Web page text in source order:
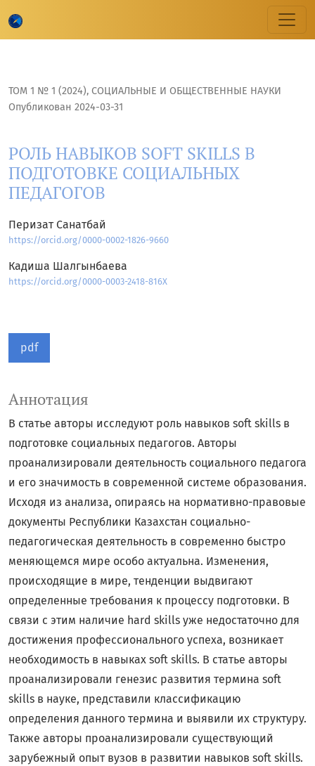
ТОМ 1 № 1 (2024), CОЦИАЛЬНЫЕ И ОБЩЕСТВЕННЫЕ НАУКИ
РОЛЬ НАВЫКОВ SOFT SKILLS В
ПОДГОТОВКЕ СОЦИАЛЬНЫХ
ПЕДАГОГОВ
Опубликован 2024-03-31
Перизат Санатбай
https://orcid.org/0000-0002-1826-9660
Кадиша Шалгынбаева
https://orcid.org/0000-0003-2418-816X
pdf
Аннотация
В статье авторы исследуют роль навыков soft skills в
подготовке социальных педагогов. Авторы
проанализировали деятельность социального педагога
и его значимость в современной системе образования.
Исходя из анализа, опираясь на нормативно-правовые
документы Республики Казахстан социально-
педагогическая деятельность в современно быстро
меняющемся мире особо актуальна. Изменения,
происходящие в мире, тенденции выдвигают
определенные требования к процессу подготовки. В
связи с этим наличие hard skills уже недостаточно для
достижения профессионального успеха, возникает
необходимость в навыках soft skills. В статье авторы
проанализировали генезис развития термина soft
skills в науке, представили классификацию
определения данного термина и выявили их структуру.
Также авторы проанализировали существующий
зарубежный опыт вузов в развитии навыков soft skills.